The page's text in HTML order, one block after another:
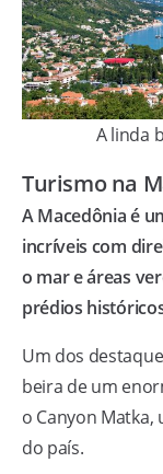
A linda
Turismo na
A Macedônia é
incríveis com
o mar e áreas
prédios
Um dos
beira de um
o Canyon
do país.